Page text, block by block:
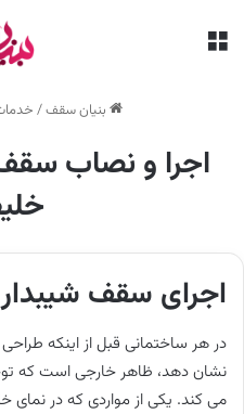
بنیان سقف/
اجرا و نصاب
اجرای سقف
در هر ساختمانی قبل از اینکه
نشان دهد، ظاهر خارجی است که
می کند. یکی از مواردی که در نمای